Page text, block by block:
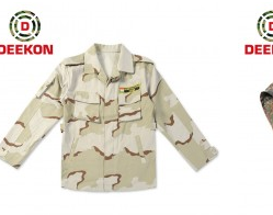
Digital Desert Camouflage
ความเหนื่อยล้า 1 เครื่องแบบ
ทหาร